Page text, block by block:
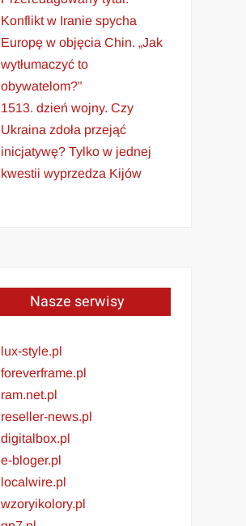
Konflikt w Iranie spycha
Europę w objęcia Chin. „Jak
wytłumaczyć to
obywatelom?”
1513. dzień wojny. Czy
Ukraina zdoła przejąć
inicjatywę? Tylko w jednej
kwestii wyprzedza Kijów
Nasze serwisy
lux-style.pl
foreverframe.pl
ram.net.pl
reseller-news.pl
digitalbox.pl
e-bloger.pl
localwire.pl
wzoryikolory.pl